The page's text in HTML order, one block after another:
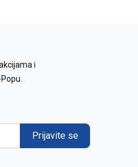
i
Prijavite se